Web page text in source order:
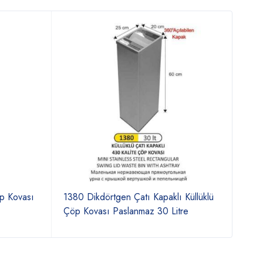
Kovası
1380 Dikdörtgen Çatı Kapaklı Küllüklü
Çöp Kovası Paslanmaz 30 Litre